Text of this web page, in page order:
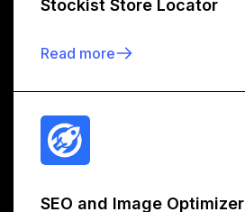
Stockist Store Locator
Read more
SEO and Image Optimizer